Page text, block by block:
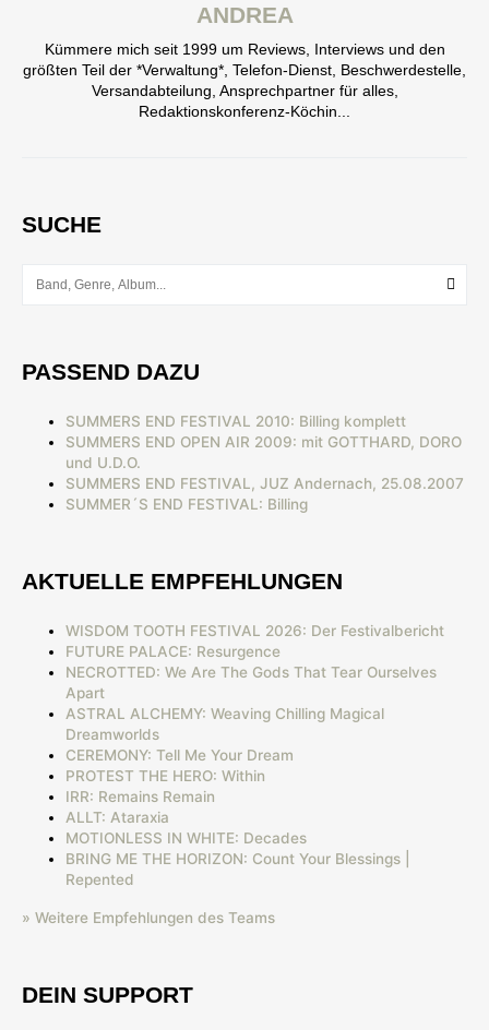
ANDREA
Kümmere mich seit 1999 um Reviews, Interviews und den
größten Teil der *Verwaltung*, Telefon-Dienst, Beschwerdestelle,
Versandabteilung, Ansprechpartner für alles,
Redaktionskonferenz-Köchin...
SUCHE
PASSEND DAZU
SUMMERS END FESTIVAL 2010: Billing komplett
SUMMERS END OPEN AIR 2009: mit GOTTHARD, DORO
und U.D.O.
SUMMERS END FESTIVAL, JUZ Andernach, 25.08.2007
SUMMER´S END FESTIVAL: Billing
AKTUELLE EMPFEHLUNGEN
WISDOM TOOTH FESTIVAL 2026: Der Festivalbericht
FUTURE PALACE: Resurgence
NECROTTED: We Are The Gods That Tear Ourselves
Apart
ASTRAL ALCHEMY: Weaving Chilling Magical
Dreamworlds
CEREMONY: Tell Me Your Dream
PROTEST THE HERO: Within
IRR: Remains Remain
ALLT: Ataraxia
MOTIONLESS IN WHITE: Decades
BRING ME THE HORIZON: Count Your Blessings |
Repented
» Weitere Empfehlungen des Teams
DEIN SUPPORT